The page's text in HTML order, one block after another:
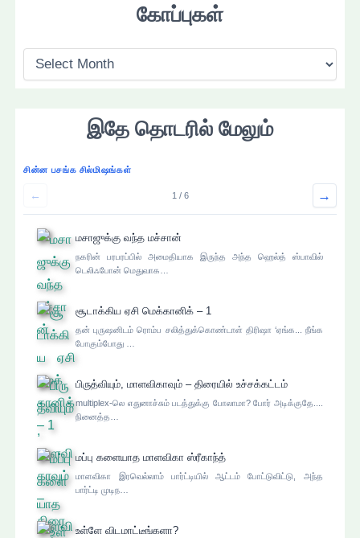
கோப்புகள்
கோ
ப்
இதே தொடரில் மேலும்
சின்ன பசங்க சில்மிஷங்கள்
← 1 / 6 →
மசாஜுக்கு வந்த மச்சான்
நகரின் பரபரப்பில் அமைதியாக இருந்த அந்த ஹெல்த் ஸ்பாவில்
டெலிஃபோன் மெதுவாக…
சூடாக்கிய ஏசி மெக்கானிக் – 1
தன் புருஷனிடம் ரொம்ப சலித்துக்கொண்டாள் திரிஷா ‘ஏங்க... நீங்க
போகும்போது …
பிருத்வியும், மாளவிகாவும் – திரையில் உச்சக்கட்டம்
multiplex-லெ எதுனாச்சும் படத்துக்கு போலாமா? போர் அடிக்குதே....
நினைத்த…
மப்பு களையாத மாளவிகா ஸ்ரீகாந்த்
மாளவிகா இரவெல்லாம் பார்ட்டியில் ஆட்டம் போட்டுவிட்டு, அந்த
பார்ட்டி முடிந…
உள்ளே விடமாட்டீங்களா?